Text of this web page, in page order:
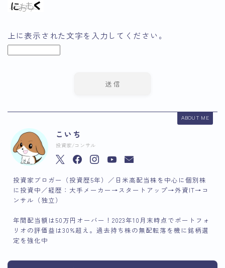
上に表示された文字を入力してください。
ABOUT ME
こいち
投資家/コンサル
投資家ブロガー（投資歴5年）／日米高配当株を中心に個別株
に投資中／経歴：大手メーカー→スタートアップ→外資IT→コ
ンサル（独立）
年間配当額は50万円オーバー！2023年10月末時点でポートフォ
リオの評価益は30%超え。過去持ち株の無配転落を機に銘柄選
定を強化中